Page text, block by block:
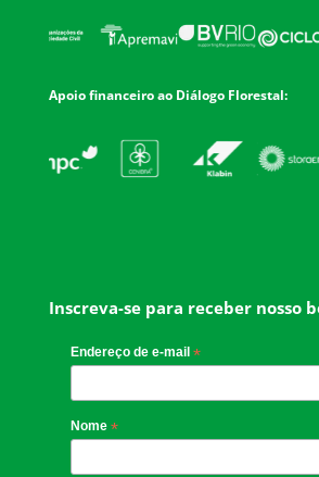
Apoio financeiro ao Diálogo Florestal:
Inscreva-se para receber nosso
Endereço de e-mail *
Nome *